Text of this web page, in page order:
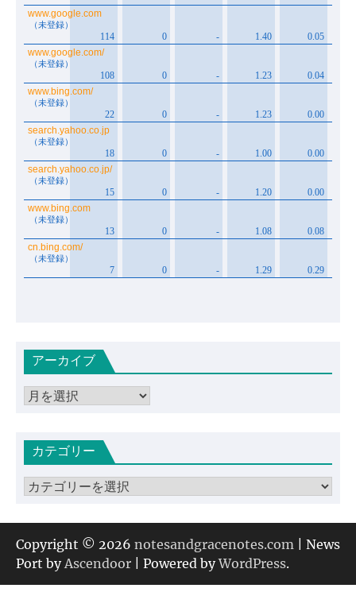
アーカイブ
ア
イカテゴリー
カ
ゴ
リ
ー
Copyright © 2026 notesandgracenotes.com | News
Port by Ascendoor | Powered byWordPress.